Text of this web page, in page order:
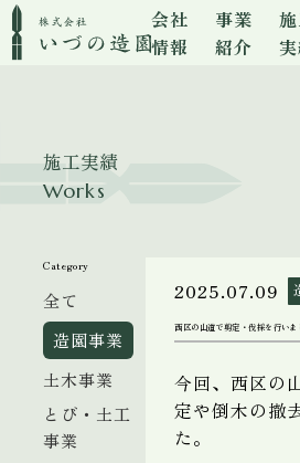
会社
情報
事業
紹介
施工実績
Works
Category
全て
造園事業
土木事業
とび・土工
事業
2025.07.09
西区の山道で剪定・伐採を行いま
今回、西区の
定や倒木の撤
た。